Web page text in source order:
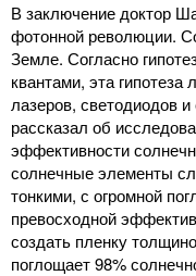
В заключение доктор
фотонной революции.
Земле. Согласно
квантами, эта
лазеров, светодиодов
рассказал об
эффективности
солнечные элементы
тонкими, с огромной
превосходной
создать пленку
поглощает 98%